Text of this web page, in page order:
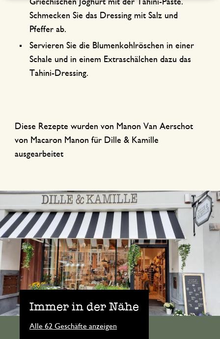
Griechischen Joghurt mit der Tahini-Paste.
Schmecken Sie das Dressing mit Salz und
Pfeffer ab.
Servieren Sie die Blumenkohlröschen in einer
Schale und in einem Extraschälchen dazu das
Tahini-Dressing.
Diese Rezepte wurden von Manon Van Aerschot
von Macaron Manon für Dille & Kamille
ausgearbeitet
Immer in der Nähe
Alle 62 Geschäfte anzeigen